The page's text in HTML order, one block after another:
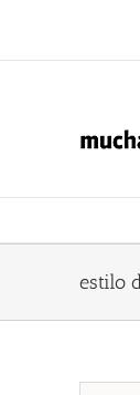
estilo